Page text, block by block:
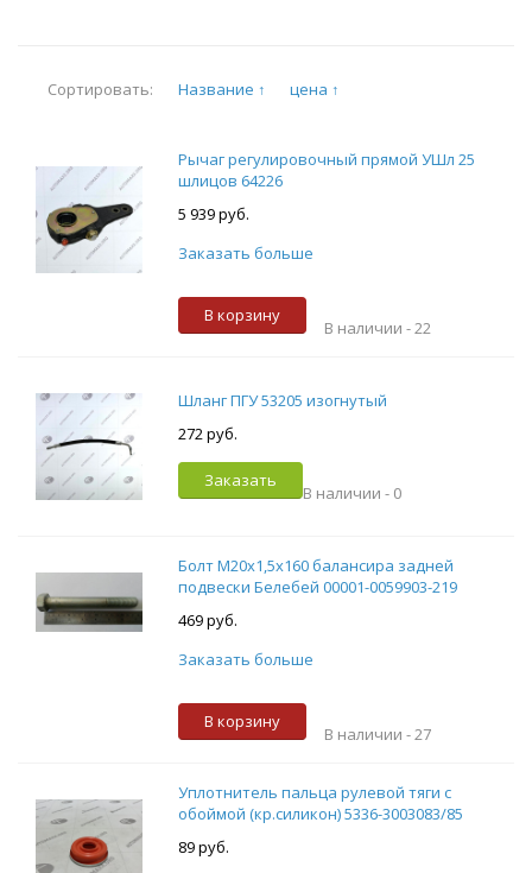
Сортировать: Название ↑ цена ↑
Рычаг регулировочный прямой УШл 25
шлицов 64226
5 939 руб.
Заказать больше
В корзину
В наличии -22
Шланг ПГУ 53205 изогнутый
272 руб.
Заказать
В наличии - 0
Болт М20х1,5х160 балансира задней
подвески Белебей 00001-0059903-219
469 руб.
Заказать больше
В корзину
В наличии - 27
Уплотнитель пальца рулевой тяги с
обоймой (кр.силикон) 5336-3003083/85
89 руб.